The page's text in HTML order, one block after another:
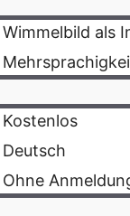
Wimmelbild als
Kostenlos
Deutsch
Ohne